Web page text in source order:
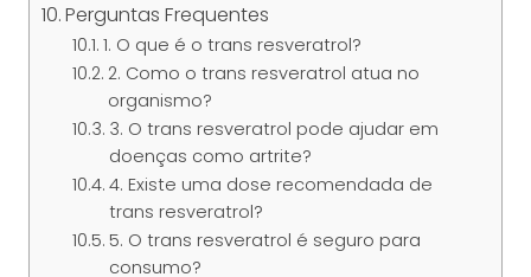
Perguntas Frequentes
1. O que é o trans resveratrol?
2. Como o trans resveratrol atua no
organismo?
3. O trans resveratrol pode ajudar em
doenças como artrite?
4. Existe uma dose recomendada de
trans resveratrol?
5. O trans resveratrol é seguro para
consumo?